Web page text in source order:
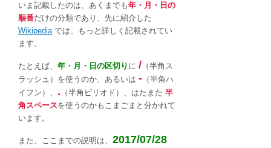
いま記載したのは、あくまでも年・月・日の
順番だけの分類であり、先に紹介した
Wikipediaでは、もっと詳しく記載されてい
ます。
たとえば、 年・月・日の区切り に / （半角ス
ラッシュ）を使うのか、あるいは - （半角ハ
イフン）、 . （半角ピリオド）、はたまた 半
角スペースを使うのかもこまごまと分かれて
います。
また、ここまでの説明は、 2017/07/28